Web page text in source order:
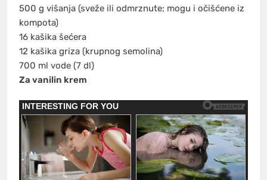
500 g višanja (sveže ili odmrznute; mogu i očišćene iz
kompota)
16 kašika šećera
12 kašika griza (krupnog semolina)
700 ml vode (7 dl)
Za vanilin krem